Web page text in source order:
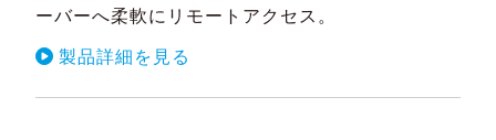
ーバーへ柔軟にリモートアクセス。
製品詳細を見る